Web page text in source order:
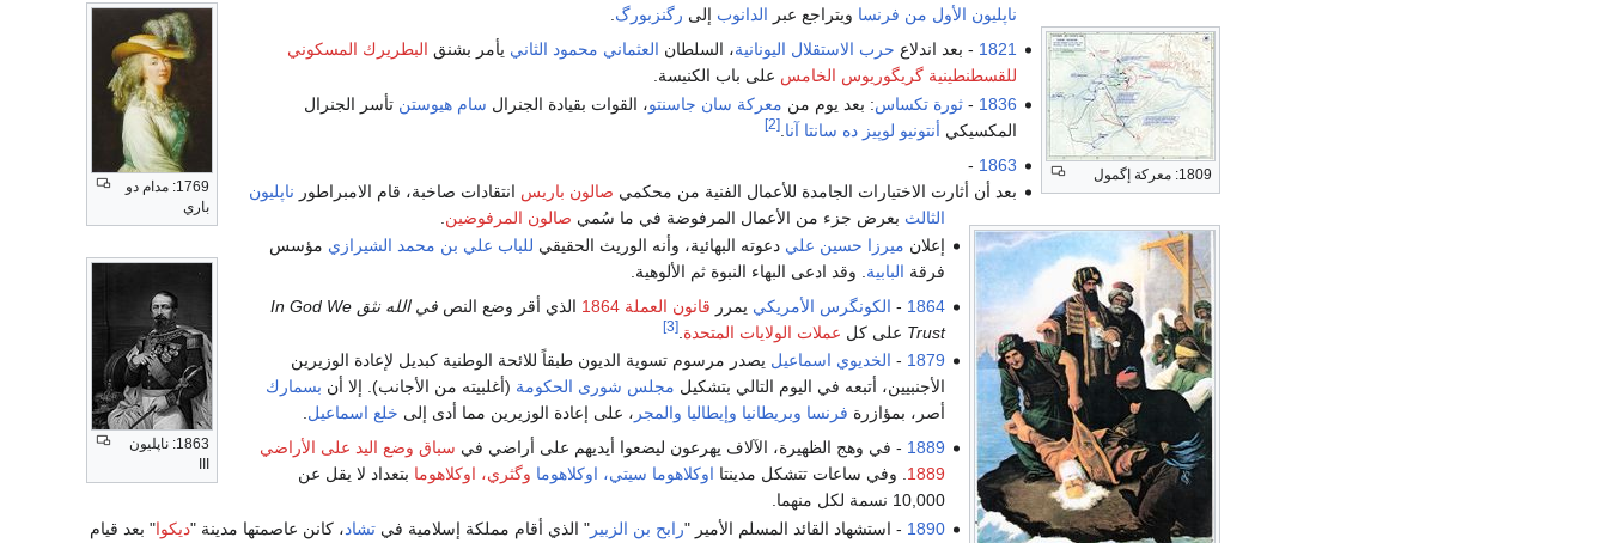
1769: مدام دو
باري
1809: معركة إگمول
ناپليون الأول من فرنسا ويتراجع عبر الدانوب إلى رگنزبورگ
1821 - بعد اندلاع حرب الاستقلال اليونانية، السلطان العثماني محمود الثاني يأمر بشنق البطريرك المسكوني
للقسطنطينية گريگوريوس الخامس على باب الكنيسة.
1836
- ثورة تكساس: بعد يوم من معركة سان جاسنتو، القوات بقيادة الجنرال سام هيوستن تأسر الجنرال
المكسيكي أنتونيو لوپيز ده سانتا آنا [2]
1863: ناپليون
III
1863
-
بعد أن أثارت الاختيارات الجامدة للأعمال الفنية من محكمي صالون باريس انتقادات صاخبة، قام الامبراطور ناپليون
الثالث بعرض جزء من الأعمال المرفوضة في ما سُمي صالون المرفوضين
إعلان ميرزا حسين علي دعوته البهائية، وأنه الوريث الحقيقي للباب علي بن محمد الشيرازي مؤسس
فرقة البابية . وقد ادعى البهاء النبوة ثم الألوهية.
1864
- الكونگرس الأمريكي يمرر قانون العملة 1864 الذي أقر وضع النص
في الله نثق In God We
Trust على كل عملات الولايات المتحدة [3]
1879
- الخديوي اسماعيل يصدر مرسوم تسوية الديون طبقاً للائحة الوطنية كبديل لإعادة الوزيرين
الأجنبيين، أتبعه في اليوم التالي بتشكيل مجلس شورى الحكومة (أغلبيته من الأجانب). إلا أن بسمارك
أصر، بمؤازرة فرنسا وبريطانيا وإيطاليا والمجر ، على إعادة الوزيرين مما أدى إلى خلع اسماعيل.
1889 - في وهج الظهيرة، الآلاف يهرعون ليضعوا أيديهم على أراضي في سباق وضع اليد على الأراضي
1889. وفي ساعات تتشكل مدينتا اوكلاهوما سيتي، اوكلاهوما وگثري، اوكلاهوما بتعداد لا يقل عن
10,000 نسمة لكل منهما.
1890 - استشهاد القائد المسلم الأمير "رابح بن الزبير " الذي أقام مملكة إسلامية في تشاد، كانن عاصمتها مدينة "ديكوا" بعد قيام